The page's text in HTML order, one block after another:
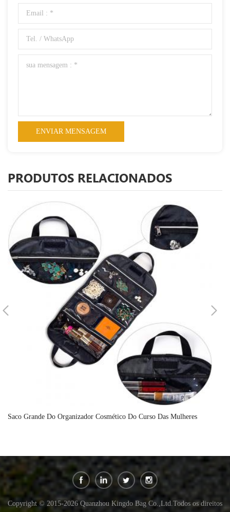
PRODUTOS RELACIONADOS
Saco Grande Do Organizador Cosmético Do Curso Das Mulheres
Copyright © 2015-2026 Quanzhou Kingdo Bag Co.,Ltd.Todos os direitos